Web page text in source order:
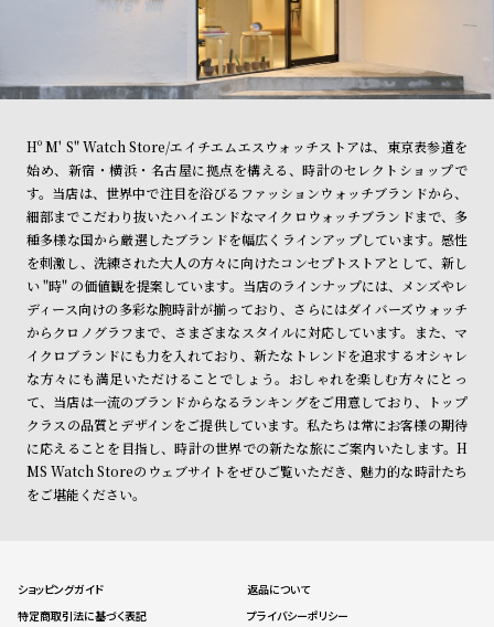
Hº M' S" Watch Store/エイチエムエスウォッチストアは、東京表参道を
始め、新宿・横浜・名古屋に拠点を構える、時計のセレクトショップで
す。当店は、世界中で注目を浴びるファッションウォッチブランドから、
細部までこだわり抜いたハイエンドなマイクロウォッチブランドまで、多
種多様な国から厳選したブランドを幅広くラインアップしています。感性
を刺激し、洗練された大人の方々に向けたコンセプトストアとして、新し
い "時" の価値観を提案しています。当店のラインナップには、メンズやレ
ディース向けの多彩な腕時計が揃っており、さらにはダイバーズウォッチ
からクロノグラフまで、さまざまなスタイルに対応しています。また、マ
イクロブランドにも力を入れており、新たなトレンドを追求するオシャレ
な方々にも満足いただけることでしょう。おしゃれを楽しむ方々にとっ
て、当店は一流のブランドからなるランキングをご用意しており、トップ
クラスの品質とデザインをご提供しています。私たちは常にお客様の期待
に応えることを目指し、時計の世界での新たな旅にご案内いたします。H
MS Watch Storeのウェブサイトをぜひご覧いただき、魅力的な時計たち
をご堪能ください。
ショッピングガイド
返品について
特定商取引法に基づく表記
プライバシーポリシー